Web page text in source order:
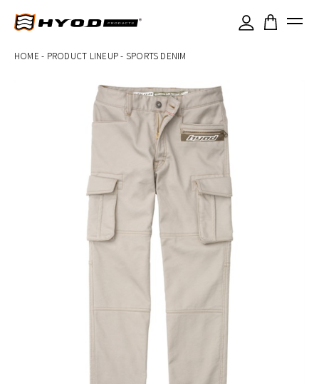
HOME - PRODUCT LINEUP- SPORTS DENIM ×